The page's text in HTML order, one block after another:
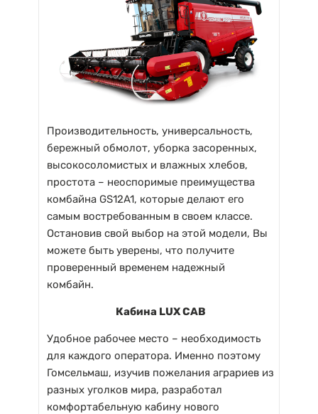
Производительность, универсальность,
бережный обмолот, уборка засоренных,
высокосоломистых и влажных хлебов,
простота – неоспоримые преимущества
комбайна GS12A1, которые делают его
самым востребованным в своем классе.
Остановив свой выбор на этой модели, Вы
можете быть уверены, что получите
проверенный временем надежный
комбайн.
Кабина LUX CAB
Удобное рабочее место – необходимость
для каждого оператора. Именно поэтому
Гомсельмаш, изучив пожелания аграриев из
разных уголков мира, разработал
комфортабельную кабину нового